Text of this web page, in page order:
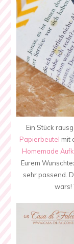
Ein Stück
Papierbeutel mit
Homemade
Eurem
sehr passend.
wars!